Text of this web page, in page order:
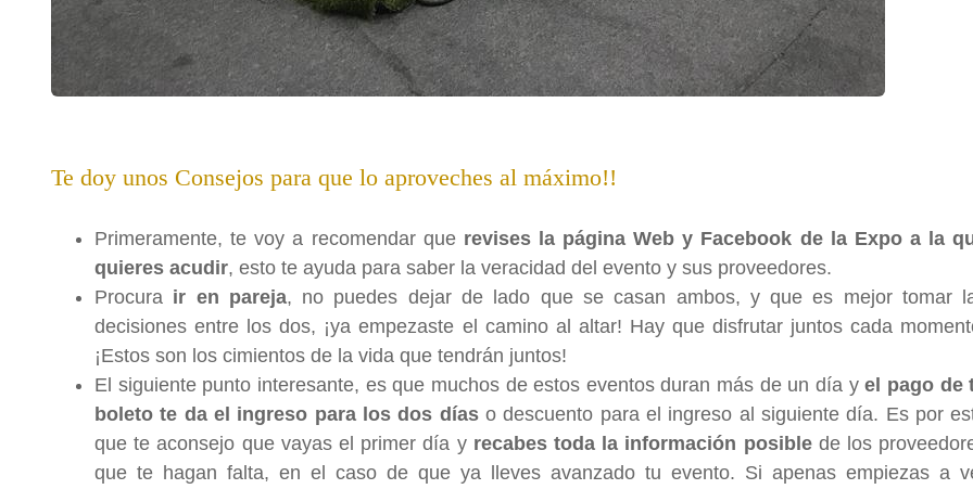
Te doy unos Consejos para que lo aproveches al máximo!!
Primeramente, te voy a recomendar que revises la página Web y Facebook de la Expo a la
quieres acudir, esto te ayuda para saber la veracidad del evento y sus proveedores.
Procura ir en pareja, no puedes dejar de lado que se casan ambos, y que es mejor tomar
decisiones entre los dos, ¡ya empezaste el camino al altar! Hay que disfrutar juntos cada
¡Estos son los cimientos de la vida que tendrán juntos!
El siguiente punto interesante, es que muchos de estos eventos duran más de un día yel pago de
boleto te da el ingreso para los dos díaso descuento para el ingreso al siguiente día. Es por
que te aconsejo que vayas el primer día y recabes toda la información posiblede los
que te hagan falta, en el caso de que ya lleves avanzado tu evento. Si apenas empiezas a